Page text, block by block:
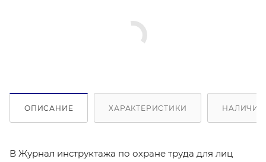
ОПИСАНИЕ ХАРАКТЕРИСТИКИ НАЛИЧИЕ
В Журнал инструктажа по охране труда для лиц